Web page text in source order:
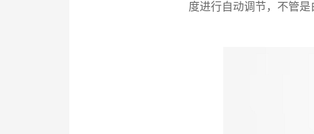
度进行自动调节，不管